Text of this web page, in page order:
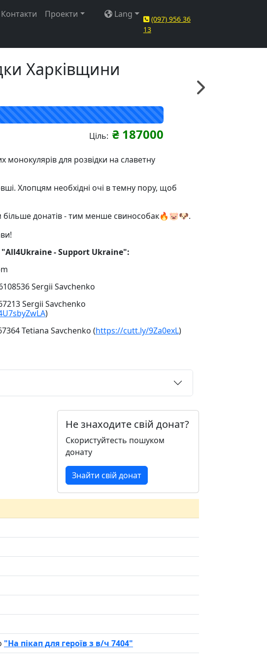
Контакти Проекти Lang
(097) 956 36
13
Харківщини
Ціль: ₴ 187000
монокулярів для розвідки на славетну
Хлопцям необхідні очі в темну пору, щоб
більше донатів - тим менше свинособак🔥🐷🐶.
- Support Ukraine":
Sergii Savchenko
Sergii Savchenko
)
Tetiana Savchenko (https://cutt.ly/9Za0exL)
Не знаходите свій донат?
Скористуйтесть пошуком
донату
Знайти свій донат
"На пікап для героїв з в/ч 7404"